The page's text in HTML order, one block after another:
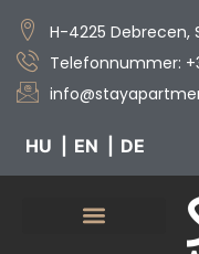
H-4225 Debrecen,
Telefonnummer:
HU EN DE